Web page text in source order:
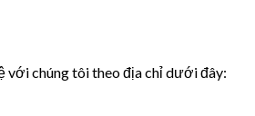
với chúng tôi theo địa chỉ dưới đây: